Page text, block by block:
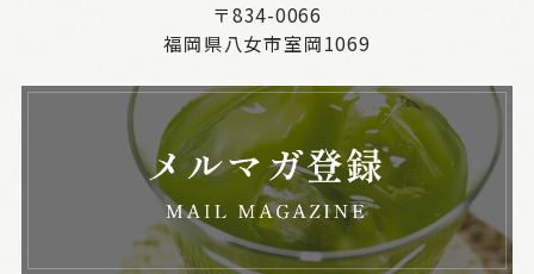
〒834-0066
福岡県八女市室岡1069